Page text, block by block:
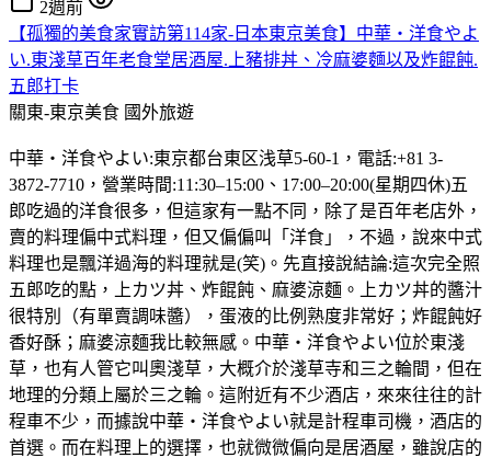
2週前
【孤獨的美食家實訪第114家-日本東京美食】中華・洋食やよ
い.東淺草百年老食堂居酒屋.上豬排丼、冷麻婆麵以及炸餛飩.
五郎打卡
關東-東京美食 國外旅遊
中華・洋食やよい:東京都台東区浅草5-60-1，電話:+81 3-
3872-7710，營業時間:11:30–15:00、17:00–20:00(星期四休)五
郎吃過的洋食很多，但這家有一點不同，除了是百年老店外，
賣的料理偏中式料理，但又偏偏叫「洋食」，不過，說來中式
料理也是飄洋過海的料理就是(笑)。先直接說結論:這次完全照
五郎吃的點，上カツ丼、炸餛飩、麻婆涼麵。上カツ丼的醬汁
很特別（有單賣調味醬），蛋液的比例熟度非常好；炸餛飩好
香好酥；麻婆涼麵我比較無感。中華・洋食やよい位於東淺
草，也有人管它叫奧淺草，大概介於淺草寺和三之輪間，但在
地理的分類上屬於三之輪。這附近有不少酒店，來來往往的計
程車不少，而據說中華・洋食やよい就是計程車司機，酒店的
首選。而在料理上的選擇，也就微微偏向是居酒屋，雖說店的